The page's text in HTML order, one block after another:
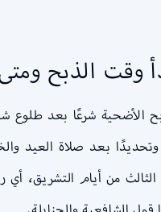
وقت الذبح
الأضحية شرعًا بعد طلوع
بعد صلاة العيد
من أيام التشريق، أي